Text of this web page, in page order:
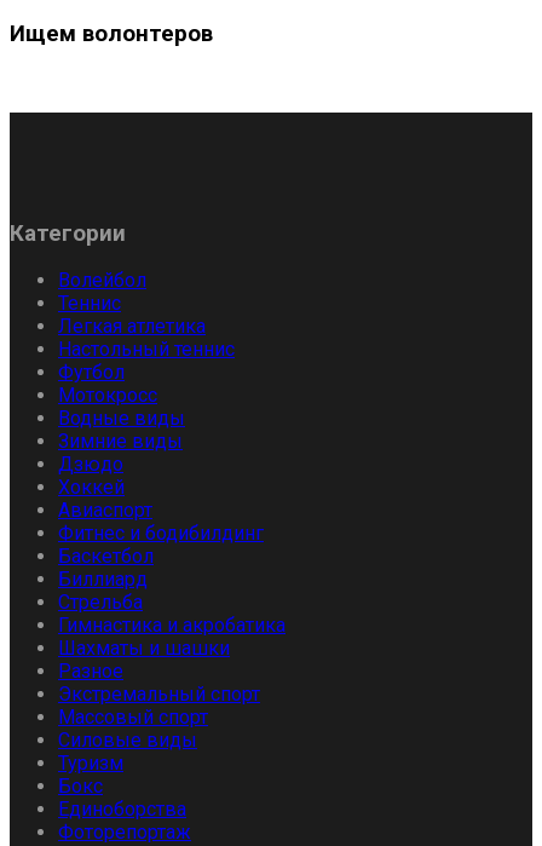
Ищем волонтеров
Категории
Волейбол
Теннис
Легкая атлетика
Настольный теннис
Футбол
Мотокросс
Водные виды
Зимние виды
Дзюдо
Хоккей
Авиаспорт
Фитнес и бодибилдинг
Баскетбол
Биллиард
Стрельба
Гимнастика и акробатика
Шахматы и шашки
Разное
Экстремальный спорт
Массовый спорт
Силовые виды
Туризм
Бокс
Единоборства
Фоторепортаж